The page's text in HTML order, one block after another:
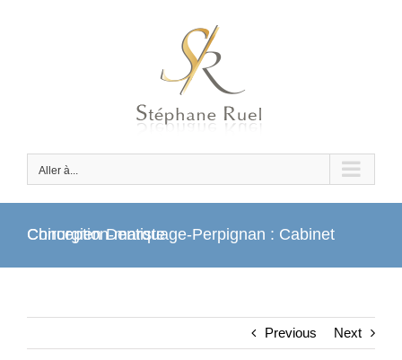
Aller à...
Conception-marquage-Perpignan : Cabinet Chirurgien Dentiste
Previous Next